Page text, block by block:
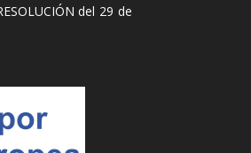
del 29 de